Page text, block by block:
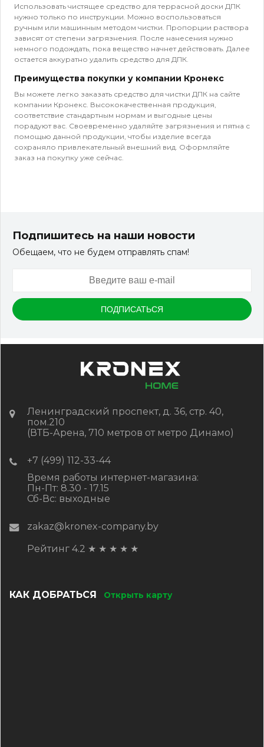
Использовать чистящее средство для террасной доски ДПК
нужно только по инструкции. Можно воспользоваться
ручным или машинным методом чистки. Пропорции раствора
зависят от степени загрязнения. После нанесения нужно
немного подождать, пока вещество начнет действовать. Далее
остается аккуратно удалить средство для ДПК.
Преимущества покупки у компании Кронекс
Вы можете легко заказать средство для чистки ДПК на сайте
компании Кронекс. Высококачественная продукция,
соответствие стандартным нормам и выгодные цены
порадуют вас. Своевременно удаляйте загрязнения и пятна с
помощью данной продукции, чтобы изделие всегда
сохраняло привлекательный внешний вид. Оформляйте
заказ на покупку уже сейчас.
Подпишитесь на наши новости
Обещаем, что не будем отправлять спам!
Ленинградский проспект, д. 36, стр. 40,
пом.210
(ВТБ-Арена, 710 метров от метро Динамо)
+7 (499) 112-33-44
Время работы интернет-магазина:
Пн-Пт: 8.30 - 17.15
Сб-Вс: выходные
zakaz@kronex-company.by
Рейтинг 4.2 ★ ★ ★ ★ ★
КАК ДОБРАТЬСЯ Открыть карту